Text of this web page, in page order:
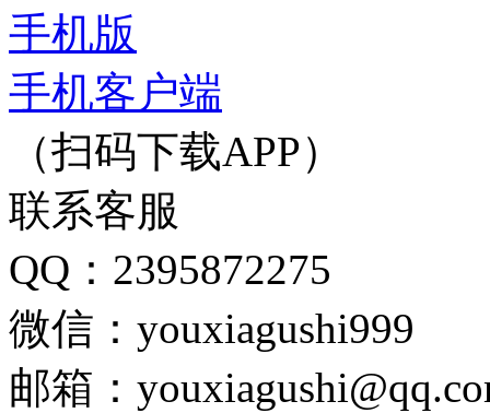
手机版
手机客户端
（扫码下载APP）
联系客服
QQ：2395872275
微信：youxiagushi999
邮箱：